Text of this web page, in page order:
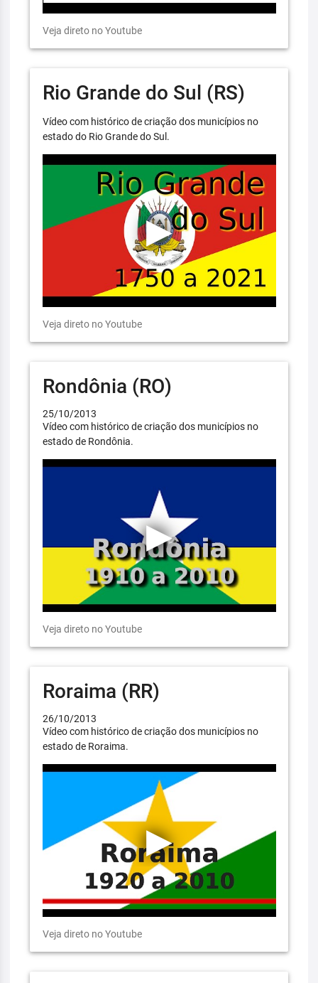
Veja direto no Youtube
Rio Grande do Sul (RS)
Vídeo com histórico de criação dos municípios no
estado do Rio Grande do Sul.
Veja direto no Youtube
Rondônia (RO)
25/10/2013
Vídeo com histórico de criação dos municípios no
estado de Rondônia.
Veja direto no Youtube
Roraima (RR)
26/10/2013
Vídeo com histórico de criação dos municípios no
estado de Roraima.
Veja direto no Youtube